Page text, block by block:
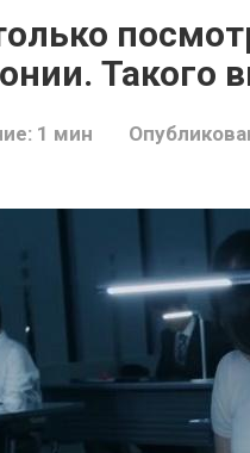
Такого
1 мин